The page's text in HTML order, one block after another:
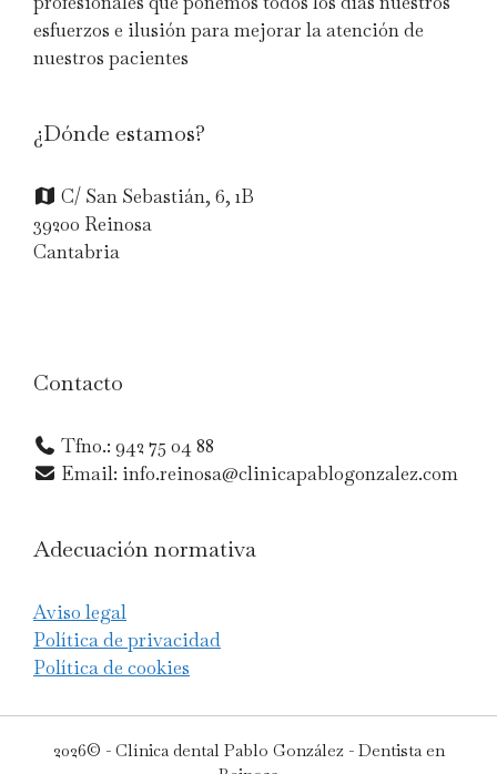
esfuerzos e ilusión para mejorar la atención de
nuestros pacientes
¿Dónde estamos?
C/ San Sebastián, 6, 1B
39200 Reinosa
Cantabria
Contacto
Tfno.: 942 75 04 88
Email: info.reinosa@clinicapablogonzalez.com
Adecuación normativa
Aviso legal
Política de privacidad
Política de cookies
2026© - Clínica dental Pablo González - Dentista en